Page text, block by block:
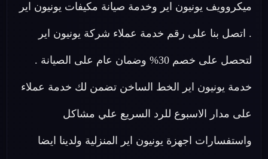
ميكروويف يونيون اير وخدمة صيانة مكيفات يونيون اير
. اتصل بنا على رقم خدمة عملاء شركة يونيون اير
لتحصل على خصم 30% وضمان عام على الصيانة .
خدمة يونيون اير الخط الساخن تضمن لك خدمة عملاء
على مدار الاسبوع للرد السريع علي مشاكل
واستفسارات اجهزة يونيون اير المنزلية ولدينا ايضا